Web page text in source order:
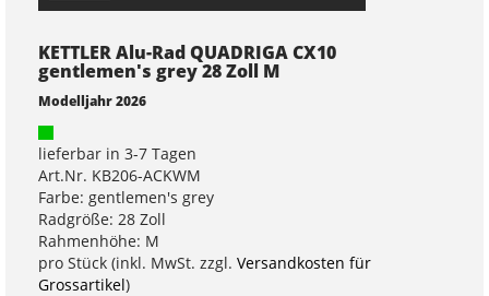
KETTLER Alu-Rad QUADRIGA CX10
gentlemen's grey 28 Zoll M
Modelljahr 2026
lieferbar in 3-7 Tagen
Art.Nr. KB206-ACKWM
Farbe: gentlemen's grey
Radgröße: 28 Zoll
Rahmenhöhe: M
pro Stück (inkl. MwSt. zzgl. Versandkosten für
Grossartikel)